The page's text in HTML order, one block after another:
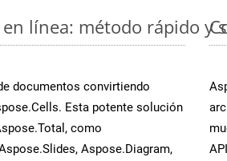
línea: método rápido y
documentos convirtiendo
Esta potente solución
como
Aspose.Diagram,